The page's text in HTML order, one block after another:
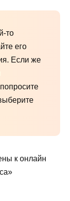
то
его
Если же
к онлайн